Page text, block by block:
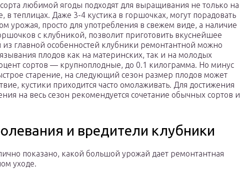
любимой ягоды подходят для выращивания не только на
в теплицах. Даже 3-4 кустика в горшочках, могут порадовать
урожая, просто для употребления в свежем виде, а наличие
с клубникой, позволит приготовить вкуснейшее
главной особенностей клубники ремонтантной можно
плодов как на материнских, так и на молодых
сортов — крупноплодные, до 0.1 килограмма. Но минус
старение, на следующий сезон размер плодов может
кустики приходится часто омолаживать. Для достижения
на весь сезон рекомендуется сочетание обычных сортов и
и вредители клубники
показано, какой большой урожай дает ремонтантная
уходе.